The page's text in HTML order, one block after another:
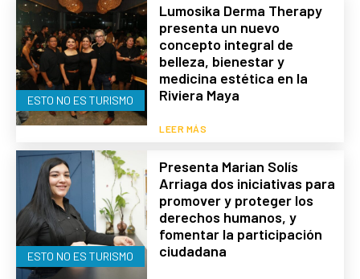
ESTO NO ES TURISMO
Lumosika Derma Therapy
presenta un nuevo
concepto integral de
belleza, bienestar y
medicina estética en la
Riviera Maya
LEER MÁS
ESTO NO ES TURISMO
Presenta Marian Solís
Arriaga dos iniciativas para
promover y proteger los
derechos humanos, y
fomentar la participación
ciudadana